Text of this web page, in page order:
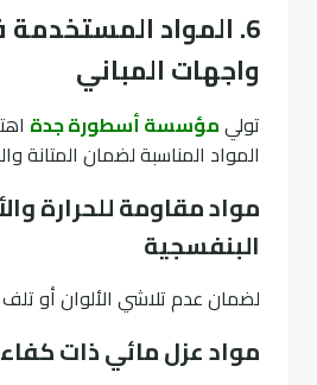
6. المواد
واجهات المباني
توليمؤسسة أسطورة جدة
المواد المناسبة لضمان المتانة
مواد مقاومة للحرارة
البنفسجية
لضمان عدم تلاشي الألوان أو
مواد عزل مائي ذات